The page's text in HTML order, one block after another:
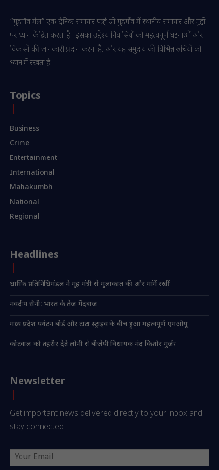
“गुडगाँव मेल” एक दैनिक समाचार पत्र है जो गुडगाँव में स्थानीय समाचार और मुद्दों
पर ध्यान केंद्रित करता है। इसका उद्देश्य निवासियों को महत्वपूर्ण घटनाओं और
विकासों की जानकारी प्रदान करना है, और यह समुदाय की विभिन्न रुचियों को
ध्यान में रखता है।
Topics
Business
Crime
Entertainment
International
Mahakumbh
National
Regional
Headlines
धार्मिक प्रतिनिधिमंडल ने गृह मंत्री से मुलाकात की और मांगें रखीं
नवदीप सैनी: भारत के तेज गेंदबाज
मध्य प्रदेश पर्यटन बोर्ड और टाटा स्ट्राइव के बीच हुआ महत्वपूर्ण एमओयू
कोटवाल को तहरीर देते लोनी से बीजेपी विधायक नंद किशोर गुर्जर
Newsletter
Get important news delivered directly to your inbox and
stay connected!